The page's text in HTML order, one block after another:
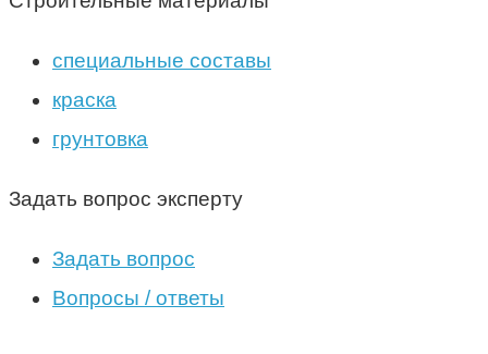
специальные составы
краска
грунтовка
Задать вопрос эксперту
Задать вопрос
Вопросы / ответы